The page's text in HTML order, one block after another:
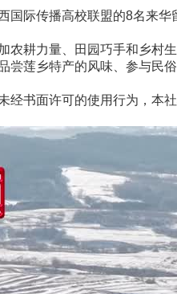
际传播高校联盟的8名来华
力量、田园巧手和乡村生
莲乡特产的风味、参与民
书面许可的使用行为，本